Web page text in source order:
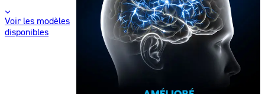
Voir les modèles
disponibles